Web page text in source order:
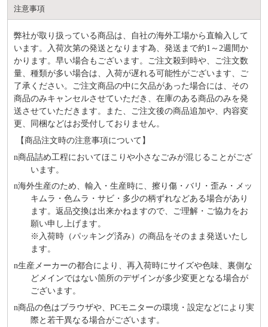
注意事項
弊社が取り扱っている商品は、自社の海外工場から直輸入して
います。入荷次第の発送となります為、発送まで約1～2週間か
かります。早い場合もございます。ご注文殺到時や、ご注文数
量、種類が多い場合は、入荷が遅れる可能性がございます、ご
了承ください。ご注文商品の中に欠品があった場合には、その
商品のみキャンセルさせていただき、在庫のある商品のみを発
送させていただきます。また、ご注文後の商品追加や、内容変
更、同梱などはお受付しておりません。
【商品注文時の注意事項について】
n商品詰め⼯程においてほこりや⼩さなごみが混じることがござ
います。
n海外⽣産のため、輸⼊・⽣産時に、擦り傷・バリ・歪み・メッ
キムラ・色ムラ・サビ・多少の柄ずれなどある場合があり
ます。返品交換は出来かねますので、ご理解・ご協⼒をお
願い申し上げます。
※⼊荷時（パッキング済み）の商品をそのまま発送いたし
ます。
n⽣産メーカーの都合により、再⼊荷時にサイズや⾊味、裏側な
どメインではない箇所のデザインが多少変更となる場合が
ございます。
n商品の⾊はブラウザや、PCモニターの環境・設定などにより実
際と若⼲異なる場合がございます。